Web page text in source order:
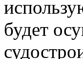
будет